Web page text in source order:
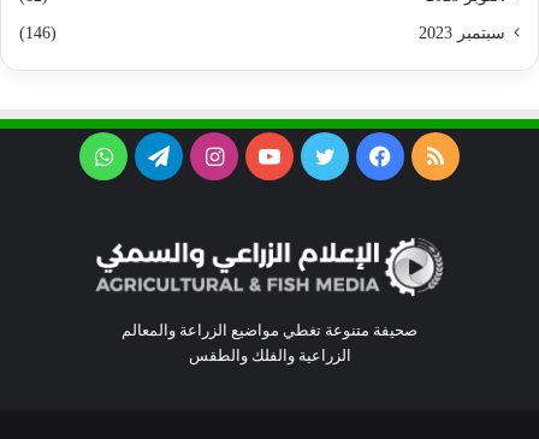
سبتمبر 2023 (146)
ملخص
RSS
فيسبوكتويتر يوتيوبانستقرامتيلقرامواتساب
صحيفة متنوعة تغطي مواضيع الزراعة والمعالم
الزراعية والفلك والطقس